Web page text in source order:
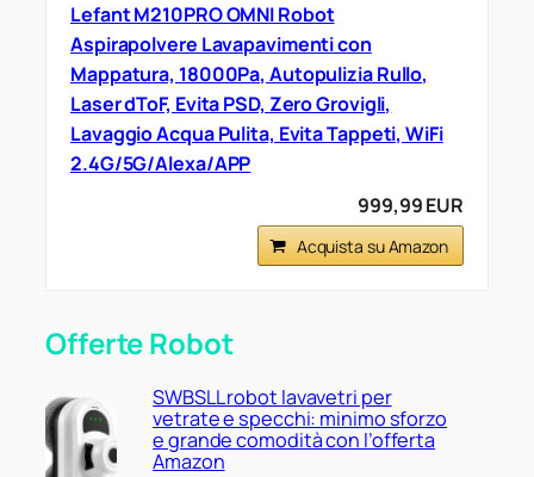
Lefant M210PRO OMNI Robot
Aspirapolvere Lavapavimenti con
Mappatura, 18000Pa, Autopulizia Rullo,
Laser dToF, Evita PSD, Zero Grovigli,
Lavaggio Acqua Pulita, Evita Tappeti, WiFi
2.4G/5G/Alexa/APP
999,99 EUR
Acquista su Amazon
Offerte Robot
SWBSLL robot lavavetri per
vetrate e specchi: minimo sforzo
e grande comodità con l’offerta
Amazon